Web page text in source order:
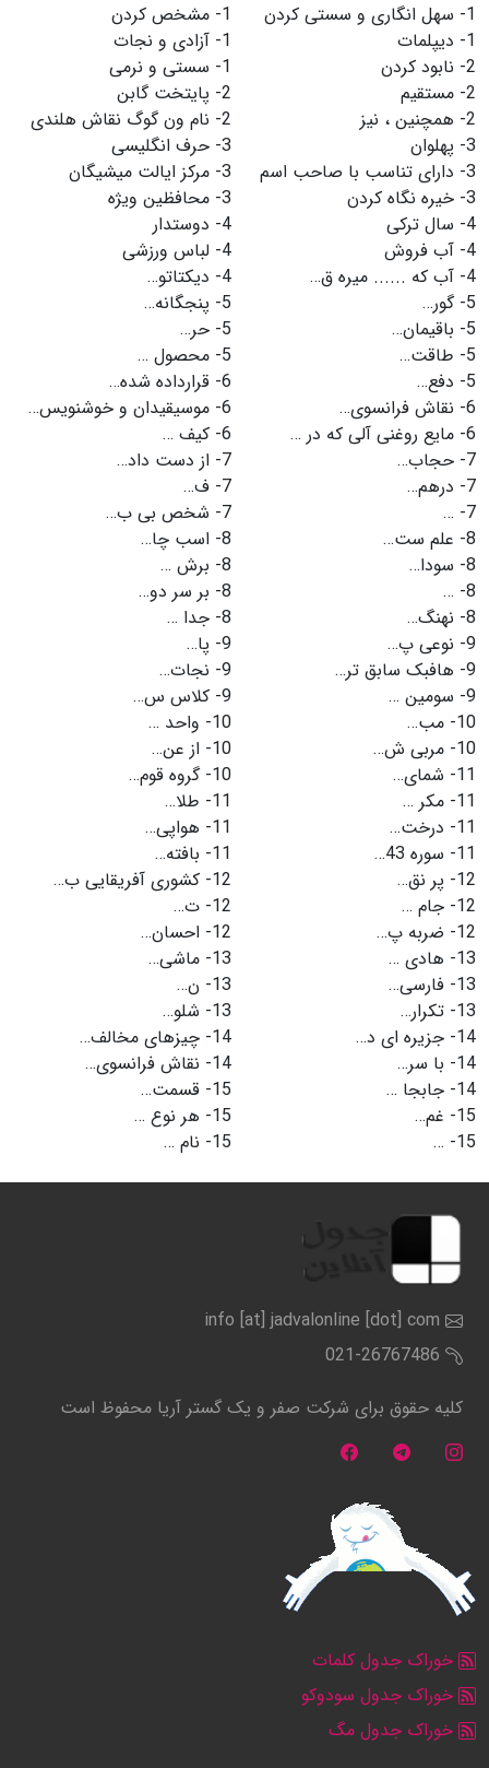
1- سهل انگاری و سستی کردن
1- دیپلمات
2- نابود کردن
2- مستقیم
2- همچنین ، نیز
3- پهلوان
3- دارای تناسب با صاحب اسم
3- خیره نگاه کردن
4- سال ترکی
4- آب فروش
4- آب که ...... میره ق…
5- گور…
5- باقیمان…
5- طاقت…
5- دفع…
6- نقاش فرانسوی…
6- مایع روغنی آلی که در …
7- حجاب…
7- درهم…
7-
…
8- علم ست…
8- سودا…
8-
…
8- نهنگ…
9- نوعی پ…
9- هافبک سابق تر…
9- سومین …
10- مب…
10- مربی ش…
11- شمای…
11- مکر …
11- درخت…
11- سوره 43…
12- پر نق…
12- جام …
12- ضربه پ…
13- هادی …
13- فارسی…
13- تکرار…
14- جزیره ای د…
14- با سر…
14- جابجا …
15- غم…
15-
…
1- مشخص کردن
1- آزادی و نجات
1- سستی و نرمی
2- پایتخت گابن
2- نام ون گوگ نقاش هلندی
3- حرف انگلیسی
3- مرکز ایالت میشیگان
3- محافظین ویژه
4- دوستدار
4- لباس ورزشی
4- دیکتاتو…
5- پنجگانه…
5- حر…
5- محصول …
6- قرارداده شده…
6- موسیقیدان و خوشنویس…
6- کیف …
7- از دست داد…
7- ف…
7- شخص بی ب…
8- اسب چا…
8- برش …
8- بر سر دو…
8- جدا …
9- پا…
9- نجات…
9- کلاس س…
10- واحد …
10- از عن…
10- گروه قوم…
11- طلا…
11- هواپی…
11- بافته…
12- کشوری آفریقایی ب…
12- ت…
12- احسان…
13- ماشی…
13- ن…
13- شلو…
14- چیزهای مخالف…
14- نقاش فرانسوی…
15- قسمت…
15- هر نوع …
15- نام …
info [at] jadvalonline [dot] com
021-26767486
کلیه حقوق برای شرکت صفر و یک گستر آریا محفوظ است
خوراک جدول کلمات
خوراک جدول سودوکو
خوراک جدول مگ